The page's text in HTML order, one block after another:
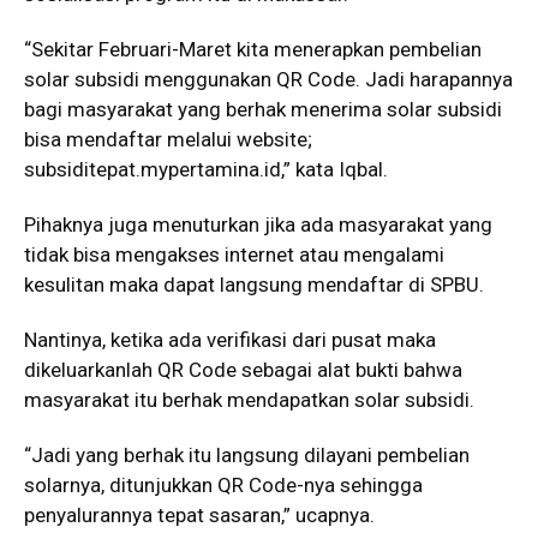
“Sekitar Februari-Maret kita menerapkan pembelian
solar subsidi menggunakan QR Code. Jadi harapannya
bagi masyarakat yang berhak menerima solar subsidi
bisa mendaftar melalui website;
subsiditepat.mypertamina.id,” kata Iqbal.
Pihaknya juga menuturkan jika ada masyarakat yang
tidak bisa mengakses internet atau mengalami
kesulitan maka dapat langsung mendaftar di SPBU.
Nantinya, ketika ada verifikasi dari pusat maka
dikeluarkanlah QR Code sebagai alat bukti bahwa
masyarakat itu berhak mendapatkan solar subsidi.
“Jadi yang berhak itu langsung dilayani pembelian
solarnya, ditunjukkan QR Code-nya sehingga
penyalurannya tepat sasaran,” ucapnya.